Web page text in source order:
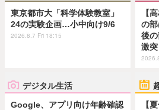
東京都市大「科学体験教室」
24の実験企画…小中向け9/6
2026.8.7 Fri 18:15
【
の
後
激突
デジタル生活
Google、アプリ向け年齢確認
【